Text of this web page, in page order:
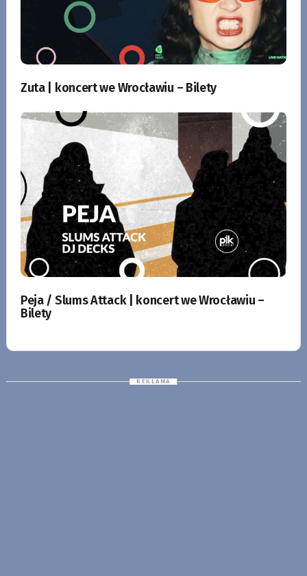
Zuta | koncert we Wrocławiu – Bilety
Peja / Slums Attack | koncert we Wrocławiu –
Bilety